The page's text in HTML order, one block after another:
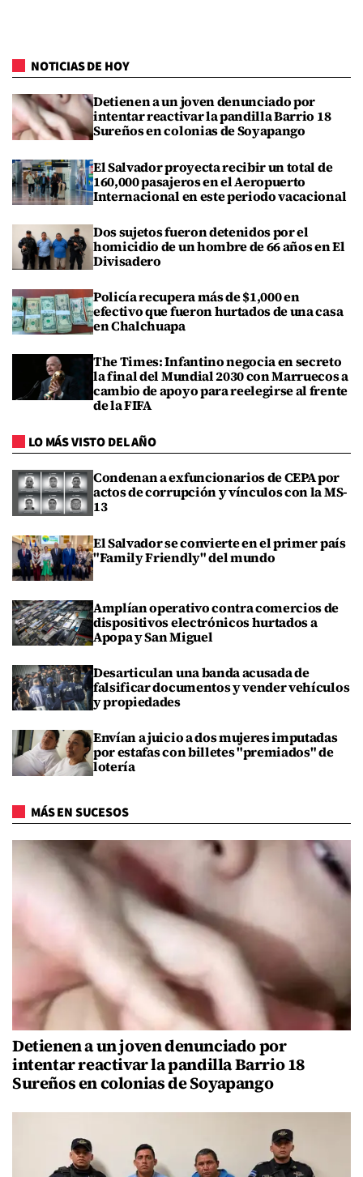
NOTICIAS DE HOY
Detienen a un joven denunciado por
intentar reactivar la pandilla Barrio 18
Sureños en colonias de Soyapango
El Salvador proyecta recibir un total de
160,000 pasajeros en el Aeropuerto
Internacional en este periodo vacacional
Dos sujetos fueron detenidos por el
homicidio de un hombre de 66 años en El
Divisadero
Policía recupera más de $1,000 en
efectivo que fueron hurtados de una casa
en Chalchuapa
The Times: Infantino negocia en secreto
la final del Mundial 2030 con Marruecos a
cambio de apoyo para reelegirse al frente
de la FIFA
LO MÁS VISTO DEL AÑO
Condenan a exfuncionarios de CEPA por
actos de corrupción y vínculos con la MS-
13
El Salvador se convierte en el primer país
"Family Friendly" del mundo
Amplían operativo contra comercios de
dispositivos electrónicos hurtados a
Apopa y San Miguel
Desarticulan una banda acusada de
falsificar documentos y vender vehículos
y propiedades
Envían a juicio a dos mujeres imputadas
por estafas con billetes "premiados" de
lotería
MÁS EN SUCESOS
Detienen a un joven denunciado por
intentar reactivar la pandilla Barrio 18
Sureños en colonias de Soyapango